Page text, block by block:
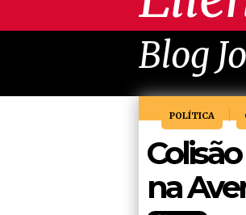
Blog
POLÍTICA
na